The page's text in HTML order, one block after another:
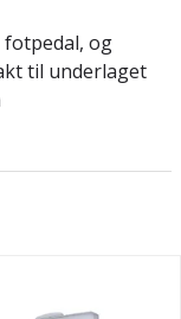
fotpedal, og
til underlaget